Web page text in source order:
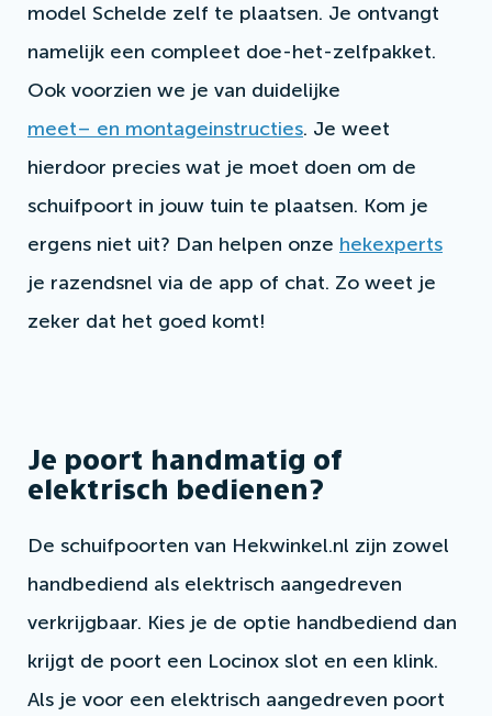
model Schelde zelf te plaatsen. Je ontvangt
namelijk een compleet doe-het-zelfpakket.
Ook voorzien we je van duidelijke
meet– en montageinstructies. Je weet
hierdoor precies wat je moet doen om de
schuifpoort in jouw tuin te plaatsen. Kom je
ergens niet uit? Dan helpen onze hekexperts
je razendsnel via de app of chat. Zo weet je
zeker dat het goed komt!
Je poort handmatig of
elektrisch bedienen?
De schuifpoorten van Hekwinkel.nl zijn zowel
handbediend als elektrisch aangedreven
verkrijgbaar. Kies je de optie handbediend dan
krijgt de poort een Locinox slot en een klink.
Als je voor een elektrisch aangedreven poort